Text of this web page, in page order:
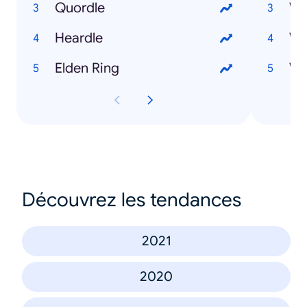
Quordle
Heardle
Elden Ring
Découvrez les tendances
2021
2020